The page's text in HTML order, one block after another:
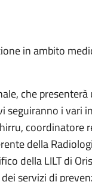
in ambito
che presenterà
seguiranno i vari
coordinatore
della
della LILT di
servizi di